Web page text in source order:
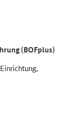
(BOFplus)